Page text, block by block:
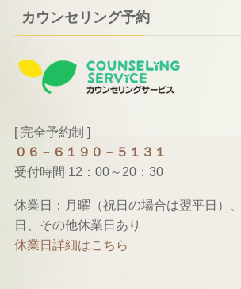
カウンセリング予約
[ 完全予約制 ]
０６－６１９０－５１３１
受付時間 12：00～20：30
休業日：月曜（祝日の場合は翌平日）
日、その他休業日あり
休業日詳細はこちら